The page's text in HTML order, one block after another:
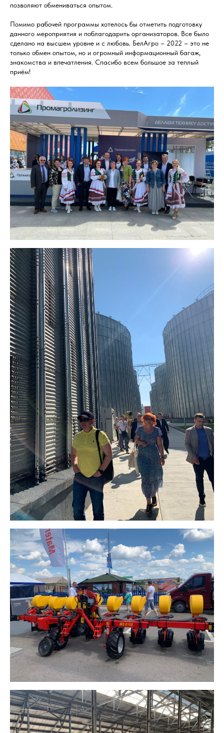
позволяют обмениваться опытом.
Помимо рабочей программы хотелось бы отметить подготовку
данного мероприятия и поблагодарить организаторов. Все было
сделано на высшем уровне и с любовь. БелАгро – 2022 – это не
только обмен опытом, но и огромный информационный багаж,
знакомства и впечатления. Спасибо всем большое за теплый
приём!